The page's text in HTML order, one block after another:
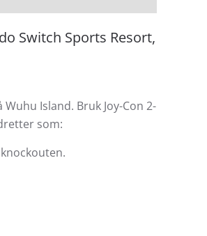
Switch Sports Resort,
Island. Bruk Joy-Con 2-
som: